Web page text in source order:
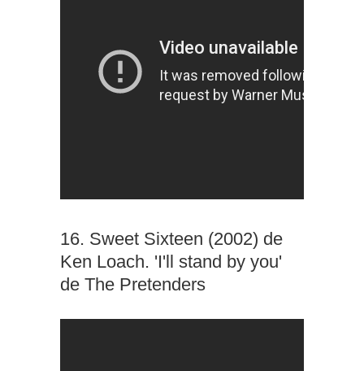
16. Sweet Sixteen (2002) de
Ken Loach. 'I'll stand by you'
de The Pretenders